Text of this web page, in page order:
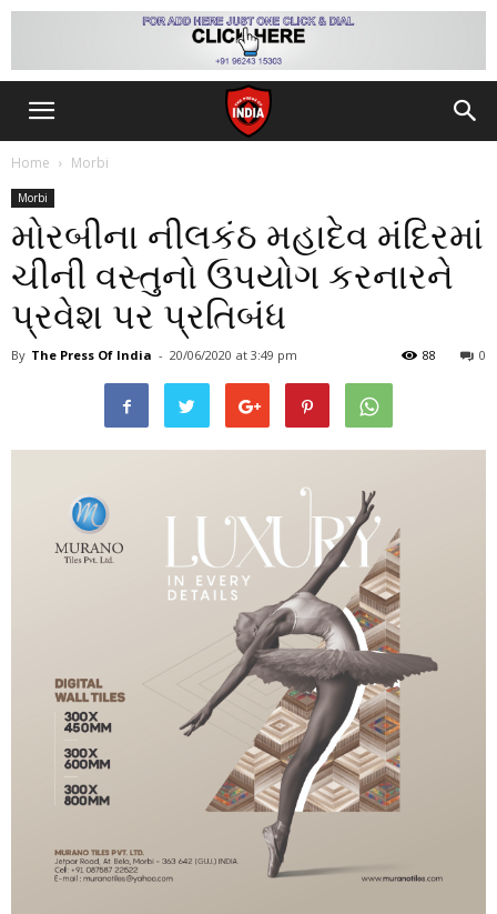
Home Morbi
Morbi
મોરબીના નીલકંઠ મહાદેવ મંદિરમાં
ચીની વસ્તુનો ઉપયોગ કરનારને
પ્રવેશ પર પ્રતિબંધ
By The Press Of India - 20/06/2020 at 3:49 pm 0
88